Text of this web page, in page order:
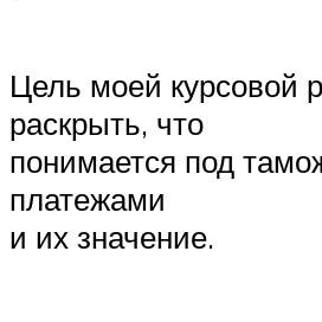
Цель моей курсовой
раскрыть, что
понимается под
платежами
и их значение.